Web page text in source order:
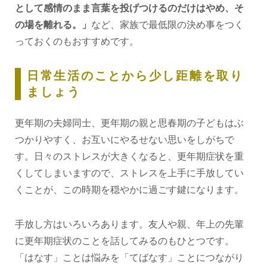
として感情のまま言葉を投げつけるのだけはやめ、そ
の場を離れる。」 など、家族で最低限の決め事をつく
っておくのもおすすめです。
日常生活のことから少し距離を取り
ましょう
更年期の夫婦同士、更年期の親と思春期の子どもはぶ
つかりやすく、お互いにやるせない思いをしがちで
す。日々のストレスが大きくなると、更年期症状を重
くしてしまいますので、ストレスを上手に手放してい
くことが、この時期を穏やかに過ごす鍵になります。
手放し方はいろいろあります。友人や親、年上の先輩
に更年期症状のことを話してみるのもひとつです。
「はなす」ことは悩みを「てばなす」ことにつながり